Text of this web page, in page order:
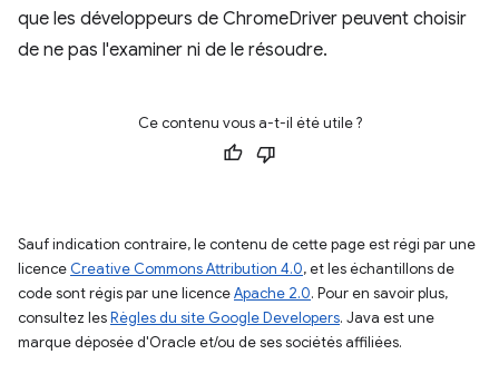
que les développeurs de ChromeDriver peuvent choisir
de ne pas l'examiner ni de le résoudre.
Ce contenu vous a-t-il été utile ?
Sauf indication contraire, le contenu de cette page est régi par une
licence Creative Commons Attribution 4.0, et les échantillons de
code sont régis par une licenceApache 2.0. Pour en savoir plus,
consultez lesRègles du site Google Developers. Java est une
marque déposée d'Oracle et/ou de ses sociétés affiliées.